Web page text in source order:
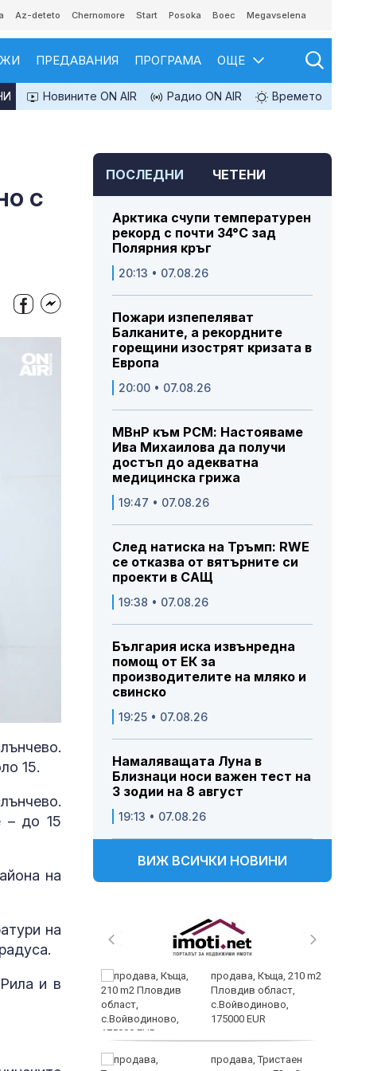
Az-deteto Chernomore Start Posoka Boec Megavselena
ПРЕДАВАНИЯ ПРОГРАМА ОЩЕ
Новините ON AIR Радио ON AIR Времето
с
15.
– до 15
на
на
и в
ПОСЛЕДНИ ЧЕТЕНИ
Арктика счупи температурен
рекорд с почти 34°C зад
Полярния кръг
20:13 • 07.08.26
Пожари изпепеляват
Балканите, а рекордните
горещини изострят кризата в
Европа
20:00 • 07.08.26
МВнР към РСМ: Настояваме
Ива Михаилова да получи
достъп до адекватна
медицинска грижа
19:47 • 07.08.26
След натиска на Тръмп: RWE
се отказва от вятърните си
проекти в САЩ
19:38 • 07.08.26
България иска извънредна
помощ от ЕК за
производителите на мляко и
свинско
19:25 • 07.08.26
Намаляващата Луна в
Близнаци носи важен тест на
3 зодии на 8 август
19:13 • 07.08.26
ВИЖ ВСИЧКИ НОВИНИ
удар и
при
продава, Къща, 210 m2
Пловдив област,
с.Войводиново,
175000 EUR
продава, Тристаен